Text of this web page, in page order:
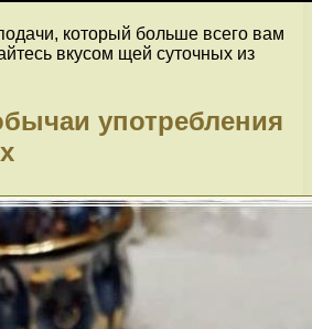
который больше всего вам
вкусом щей суточных из
употребления